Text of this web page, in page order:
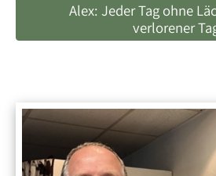
Alex: Jeder Tag ohne
verlorener